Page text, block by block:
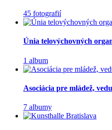
45 fotografií
Únia telovýchovných
1 album
Asociácia pre mládež,
7 albumy